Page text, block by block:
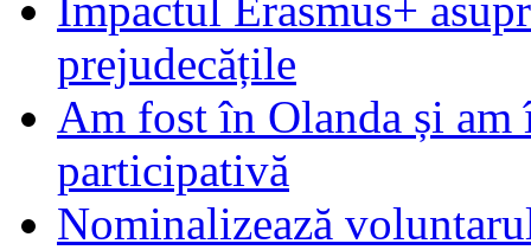
prejudecățile
Am fost în Olanda și am
participativă
Nominalizează